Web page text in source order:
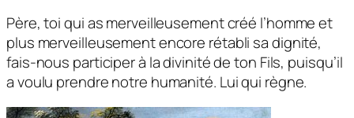
Père, toi qui as merveilleusement créé l’homme et
plus merveilleusement encore rétabli sa dignité,
fais-nous participer à la divinité de ton Fils, puisqu’il
a voulu prendre notre humanité. Lui qui règne.